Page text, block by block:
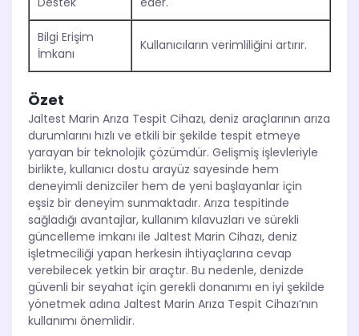
Bilgi Erişim
İmkanı
Kullanıcıların verimliliğini artırır.
Özet
Jaltest Marin Arıza Tespit Cihazı, deniz araçlarının arıza
durumlarını hızlı ve etkili bir şekilde tespit etmeye
yarayan bir teknolojik çözümdür. Gelişmiş işlevleriyle
birlikte, kullanıcı dostu arayüz sayesinde hem
deneyimli denizciler hem de yeni başlayanlar için
eşsiz bir deneyim sunmaktadır. Arıza tespitinde
sağladığı avantajlar, kullanım kılavuzları ve sürekli
güncelleme imkanı ile Jaltest Marin Cihazı, deniz
işletmeciliği yapan herkesin ihtiyaçlarına cevap
verebilecek yetkin bir araçtır. Bu nedenle, denizde
güvenli bir seyahat için gerekli donanımı en iyi şekilde
yönetmek adına Jaltest Marin Arıza Tespit Cihazı’nın
kullanımı önemlidir.